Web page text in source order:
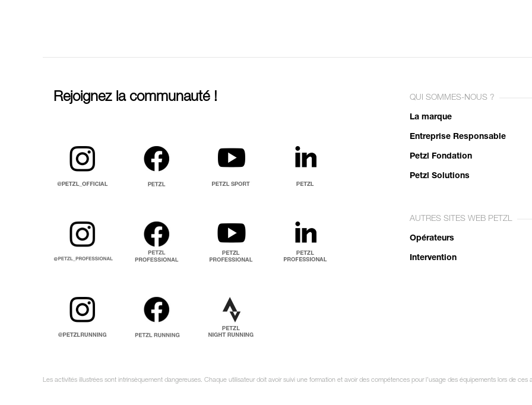
Rejoignez la communauté ! QUI SOMMES-NOUS ?
La marque
Entreprise Responsable
Petzl Fondation
Petzl Solutions
AUTRES SITES WEB PETZL
Opérateurs
Intervention
Les activités illustrées sont intrinsèquement dangereuses. Chaque utilisateur doit avoir suivi une formation et avoir des compétences pour l’usage des équipements lors de ces